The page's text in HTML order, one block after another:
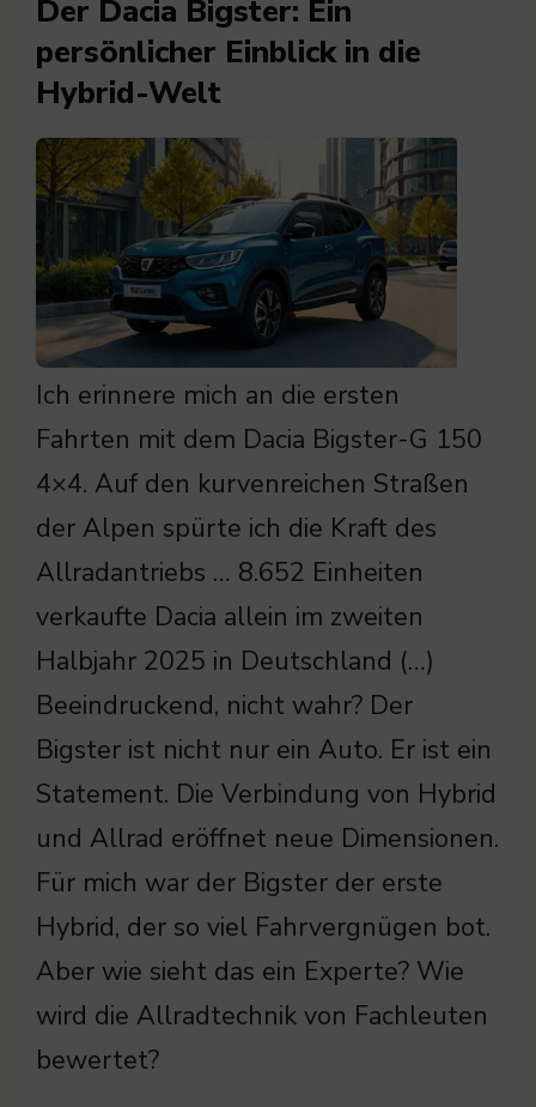
Der Dacia Bigster: Ein
persönlicher Einblick in die
Hybrid-Welt
Ich erinnere mich an die ersten
Fahrten mit dem Dacia Bigster-G 150
4×4. Auf den kurvenreichen Straßen
der Alpen spürte ich die Kraft des
Allradantriebs … 8.652 Einheiten
verkaufte Dacia allein im zweiten
Halbjahr 2025 in Deutschland (…)
Beeindruckend, nicht wahr? Der
Bigster ist nicht nur ein Auto. Er ist ein
Statement. Die Verbindung von Hybrid
und Allrad eröffnet neue Dimensionen.
Für mich war der Bigster der erste
Hybrid, der so viel Fahrvergnügen bot.
Aber wie sieht das ein Experte? Wie
wird die Allradtechnik von Fachleuten
bewertet?